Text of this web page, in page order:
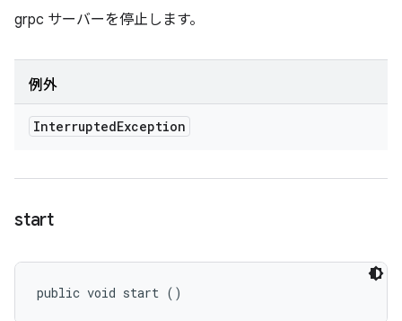
grpc サーバーを停止します。
例外
InterruptedException
start
public void start ()